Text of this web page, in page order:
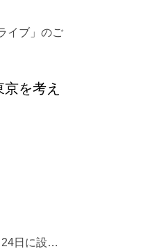
イブ」のご
を考え
24日に設…